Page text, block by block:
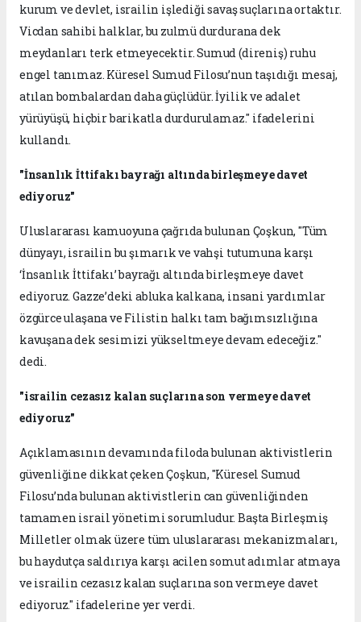
kurum ve devlet, israilin işlediği savaş suçlarına ortaktır.
Vicdan sahibi halklar, bu zulmü durdurana dek
meydanları terk etmeyecektir. Sumud (direniş) ruhu
engel tanımaz. Küresel Sumud Filosu’nun taşıdığı mesaj,
atılan bombalardan daha güçlüdür. İyilik ve adalet
yürüyüşü, hiçbir barikatla durdurulamaz." ifadelerini
kullandı.
"İnsanlık İttifakı bayrağı altında birleşmeye davet
ediyoruz"
Uluslararası kamuoyuna çağrıda bulunan Çoşkun, "Tüm
dünyayı, israilin bu şımarık ve vahşi tutumuna karşı
‘İnsanlık İttifakı’ bayrağı altında birleşmeye davet
ediyoruz. Gazze’deki abluka kalkana, insani yardımlar
özgürce ulaşana ve Filistin halkı tam bağımsızlığına
kavuşana dek sesimizi yükseltmeye devam edeceğiz."
dedi.
"israilin cezasız kalan suçlarına son vermeye davet
ediyoruz"
Açıklamasının devamında filoda bulunan aktivistlerin
güvenliğine dikkat çeken Çoşkun, "Küresel Sumud
Filosu’nda bulunan aktivistlerin can güvenliğinden
tamamen israil yönetimi sorumludur. Başta Birleşmiş
Milletler olmak üzere tüm uluslararası mekanizmaları,
bu haydutça saldırıya karşı acilen somut adımlar atmaya
ve israilin cezasız kalan suçlarına son vermeye davet
ediyoruz." ifadelerine yer verdi.